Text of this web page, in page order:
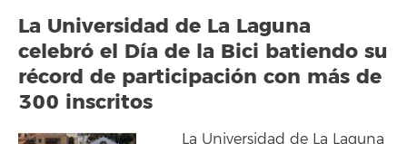
La Universidad de La Laguna
celebró el Día de la Bici batiendo su
récord de participación con más de
300 inscritos
La Universidad de La Laguna